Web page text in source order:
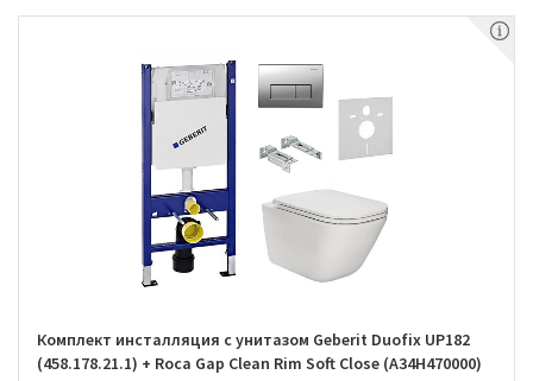
Комплект инсталляция с унитазом Geberit Duofix UP182
(458.178.21.1) + Roca Gap Clean Rim Soft Close (A34H470000)